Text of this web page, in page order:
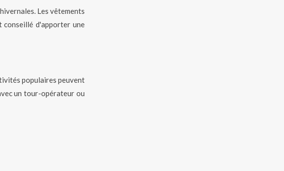
Les vêtements
conseillé d'apporter une
populaires peuvent
un tour-opérateur ou